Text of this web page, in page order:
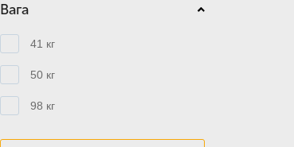
Вага
41 кг
50 кг
98 кг